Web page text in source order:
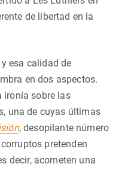
de libertad en la
esa calidad de
en dos aspectos.
ironía sobre las
una de cuyas últimas
, desopilante número
pretenden
decir, acometen una